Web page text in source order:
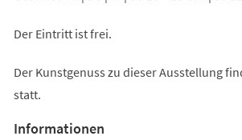
Der Eintritt ist frei.
Der Kunstgenuss zu dieser Ausstellung
statt.
Informationen